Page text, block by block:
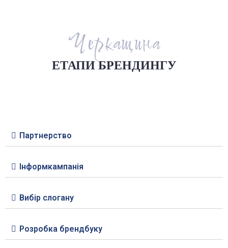
Черкащина
ЕТАПИ БРЕНДИНГУ
Партнерство
Інформкампанія
Вибір слогану
Розробка брендбуку